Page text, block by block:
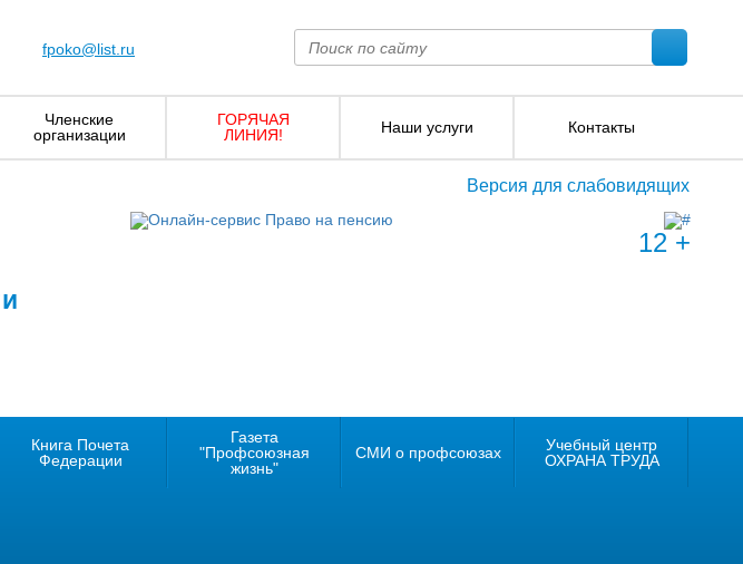
fpoko@list.ru
Членские
организации
ГОРЯЧАЯ
ЛИНИЯ!
Наши услуги Контакты
Версия для слабовидящих
12 +
Книга Почета
Федерации
Газета
"Профсоюзная
жизнь"
СМИ о профсоюзах
Учебный центр
ОХРАНА ТРУДА